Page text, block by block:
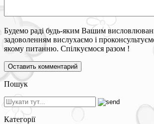
Будемо раді будь-яким Вашим
задоволенням вислухаємо і
якому питанню. Спілкуємося разом !
Пошук
Категорії